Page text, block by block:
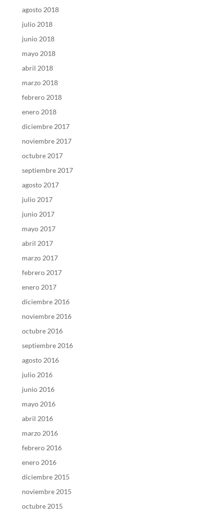
agosto 2018
julio 2018
junio 2018
mayo 2018
abril 2018
marzo 2018
febrero 2018
enero 2018
diciembre 2017
noviembre 2017
octubre 2017
septiembre 2017
agosto 2017
julio 2017
junio 2017
mayo 2017
abril 2017
marzo 2017
febrero 2017
enero 2017
diciembre 2016
noviembre 2016
octubre 2016
septiembre 2016
agosto 2016
julio 2016
junio 2016
mayo 2016
abril 2016
marzo 2016
febrero 2016
enero 2016
diciembre 2015
noviembre 2015
octubre 2015